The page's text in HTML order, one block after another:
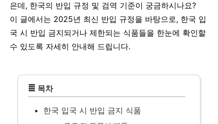
은데, 한국의 반입 규정 및 검역 기준이 궁금하시나요?
이 글에서는 2025년 최신 반입 규정을 바탕으로, 한국 입
국 시 반입 금지되거나 제한되는 식품들을 한눈에 확인할
수 있도록 자세히 안내해 드립니다.
≣ 목차
한국 입국 시 반입 금지 식품